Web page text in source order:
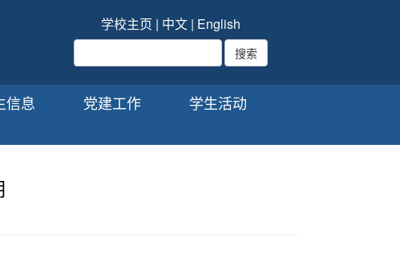
学校主页 | 中文 | English
信息 党建工作
学生活动